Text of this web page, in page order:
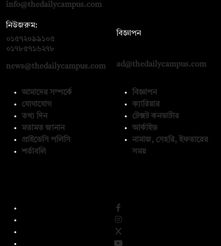
info@thedailycampus.com
নিউজরুম:
০১৫৭২০৯৯১০৫
০১৭৮৫৭১৬২৭৮
news@thedailycampus.com
বিজ্ঞাপন
ad@thedailycampus.com
আমাদের সম্পর্কে
যোগাযোগ
তথ্য দিন
মতামত জানান
প্রাইভেসি পলিসি
শর্তাবলি
বিজ্ঞাপন
ক্যারিয়ার
টেক্সট কনভার্টার
আর্কাইভ
নামাজ, সেহরি, ইফতারের
সময়